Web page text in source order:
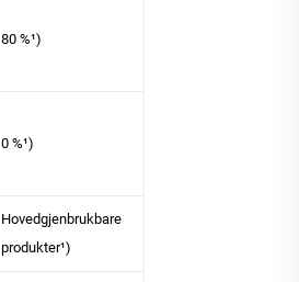
80 %¹)
0 %¹)
Hovedgjenbrukbare
produkter¹)